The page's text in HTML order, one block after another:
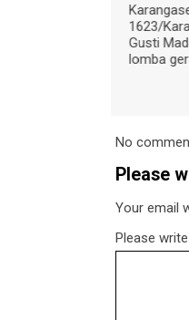
1623/
Gusti
lomba
No
Please
Your email
Please